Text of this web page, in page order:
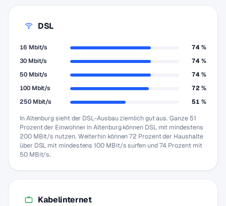
DSL
16 Mbit/s
74 %
30 Mbit/s
74 %
50 Mbit/s
74 %
100 Mbit/s
72 %
250 Mbit/s
51 %
In Altenburg sieht der DSL-Ausbau ziemlich gut aus. Ganze 51
Prozent der Einwohner in Altenburg können DSL mit mindestens
200 MBit/s nutzen. Weiterhin können 72 Prozent der Haushalte
über DSL mit mindestens 100 MBit/s surfen und 74 Prozent mit
50 MBit/s.
Kabelinternet